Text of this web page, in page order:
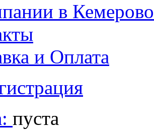
в Кемерово
и Оплата
пуста